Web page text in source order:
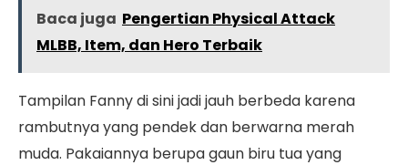
Baca juga Pengertian Physical Attack
MLBB, Item, dan Hero Terbaik
Tampilan Fanny di sini jadi jauh berbeda karena
rambutnya yang pendek dan berwarna merah
muda. Pakaiannya berupa gaun biru tua yang